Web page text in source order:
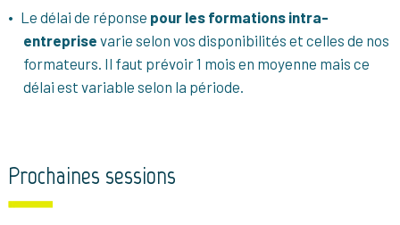
Le délai de réponse pour les formations intra-
entreprise varie selon vos disponibilités et celles de nos
formateurs. Il faut prévoir 1 mois en moyenne mais ce
délai est variable selon la période.
Prochaines sessions